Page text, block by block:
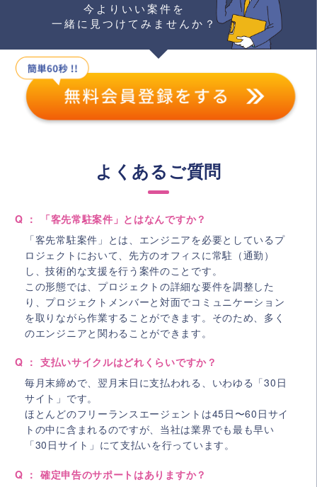
今よりいい案件を
一緒に見つけてみませんか？
よくあるご質問
Q ： 「客先常駐案件」とはなんですか？
「客先常駐案件」とは、エンジニアを必要としているプ
ロジェクトにおいて、先方のオフィスに常駐（通勤）
し、技術的な支援を行う案件のことです。
この形態では、プロジェクトの詳細な要件を調整した
り、プロジェクトメンバーと対面でコミュニケーション
を取りながら作業することができます。そのため、多く
のエンジニアと関わることができます。
Q ： 支払いサイクルはどれくらいですか？
毎月末締めで、翌月末日に支払われる、いわゆる「30日
サイト」です。
ほとんどのフリーランスエージェントは45日〜60日サイ
トの中に含まれるのですが、当社は業界でも最も早い
「30日サイト」にて支払いを行っています。
Q ： 確定申告のサポートはありますか？